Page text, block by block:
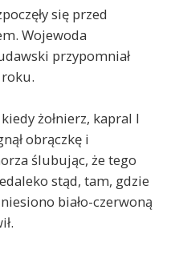
się przed
Wojewoda
przypomniał
żołnierz, kapral I
obrączkę i
ślubując, że tego
stąd, tam, gdzie
biało-czerwoną